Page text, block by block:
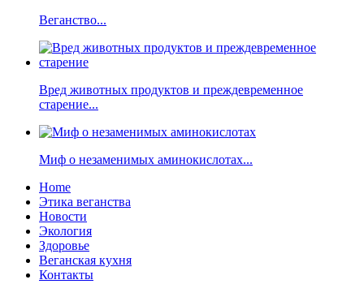
Веганство...
Вред животных продуктов и преждевременное
старение...
Миф о незаменимых аминокислотах...
Home
Этика веганства
Новости
Экология
Здоровье
Веганская кухня
Контакты